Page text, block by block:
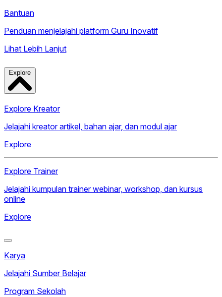
Bantuan
Penduan menjelajahi platform Guru Inovatif
Lihat Lebih Lanjut
Explore
Explore Kreator
Jelajahi kreator artikel, bahan ajar, dan modul ajar
Explore
Explore Trainer
Jelajahi kumpulan trainer webinar, workshop, dan kursus
online
Explore
Karya
Jelajahi Sumber Belajar
Program Sekolah